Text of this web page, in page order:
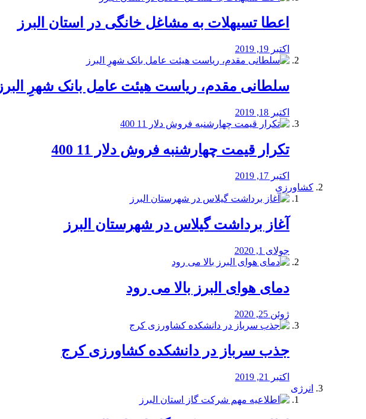
️اعطا تسیهلات به مشاغل خانگی در استان البرز
اکتبر 19, 2019
سلطانی مقدم، ریاست هیئت عامل بانک شهرِ البرز
اکتبر 18, 2019
تکرار قیمت چهارشنبه فروش دلار 11 400
اکتبر 17, 2019
کشاورزی
آغاز برداشت گیلاس در شهرستان البرز
جولای 1, 2020
دمای هوای البرز بالا می رود
ژوئن 25, 2020
جذب سرباز در دانشکده کشاورزی کرج
اکتبر 21, 2019
انرژی